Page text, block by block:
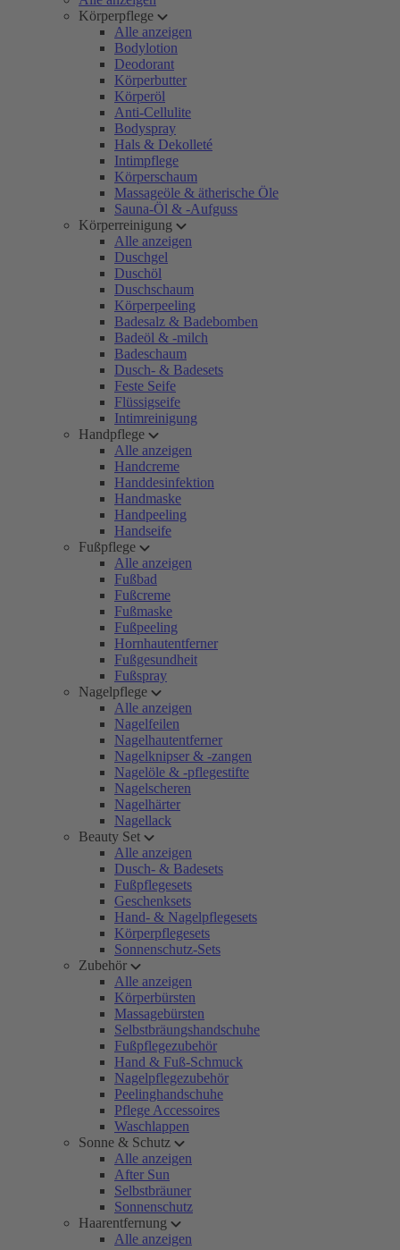
Körperpflege
Alle anzeigen
Bodylotion
Deodorant
Körperbutter
Körperöl
Anti-Cellulite
Bodyspray
Hals & Dekolleté
Intimpflege
Körperschaum
Massageöle & ätherische Öle
Sauna-Öl & -Aufguss
Körperreinigung
Alle anzeigen
Duschgel
Duschöl
Duschschaum
Körperpeeling
Badesalz & Badebomben
Badeöl & -milch
Badeschaum
Dusch- & Badesets
Feste Seife
Flüssigseife
Intimreinigung
Handpflege
Alle anzeigen
Handcreme
Handdesinfektion
Handmaske
Handpeeling
Handseife
Fußpflege
Alle anzeigen
Fußbad
Fußcreme
Fußmaske
Fußpeeling
Hornhautentferner
Fußgesundheit
Fußspray
Nagelpflege
Alle anzeigen
Nagelfeilen
Nagelhautentferner
Nagelknipser & -zangen
Nagelöle & -pflegestifte
Nagelscheren
Nagelhärter
Nagellack
Beauty Set
Alle anzeigen
Dusch- & Badesets
Fußpflegesets
Geschenksets
Hand- & Nagelpflegesets
Körperpflegesets
Sonnenschutz-Sets
Zubehör
Alle anzeigen
Körperbürsten
Massagebürsten
Selbstbräungshandschuhe
Fußpflegezubehör
Hand & Fuß-Schmuck
Nagelpflegezubehör
Peelinghandschuhe
Pflege Accessoires
Waschlappen
Sonne & Schutz
Alle anzeigen
After Sun
Selbstbräuner
Sonnenschutz
Haarentfernung
Alle anzeigen